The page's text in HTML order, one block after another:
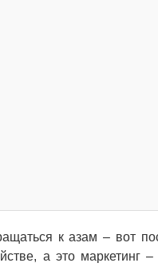
к азам – вот
а это маркетинг